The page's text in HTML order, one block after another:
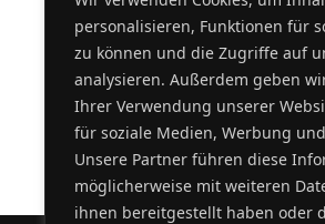
personalisieren, Funktionen für
zu können und die Zugriffe auf
analysieren. Außerdem geben
Ihrer Verwendung unserer
für soziale Medien, Werbung
Unsere Partner führen diese
möglicherweise mit weiteren
ihnen bereitgestellt haben oder
Innovative
Business